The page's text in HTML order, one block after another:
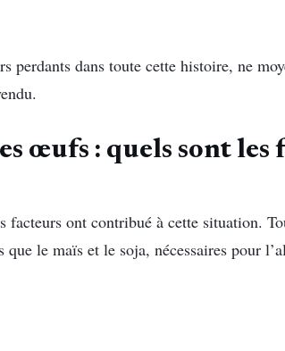
perdants dans toute cette histoire, ne
œufs : quels sont les
ont contribué à cette situation.
le maïs et le soja, nécessaires pour